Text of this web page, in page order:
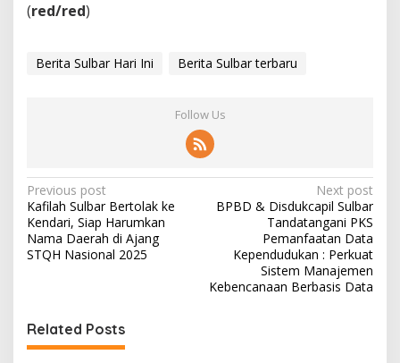
(red/red)
Berita Sulbar Hari Ini Berita Sulbar terbaru
Follow Us
P
o
s
a
v
Previous post
Kafilah Sulbar Bertolak ke
Kendari, Siap Harumkan
Nama Daerah di Ajang
STQH Nasional 2025
Next post
BPBD & Disdukcapil Sulbar
Tandatangani PKS
Pemanfaatan Data
Kependudukan : Perkuat
Sistem Manajemen
Kebencanaan Berbasis Data
Related Posts